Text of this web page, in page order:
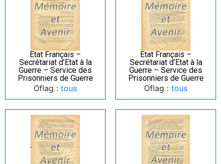
Etat Français –
Secrétariat d’Etat à la
Guerre – Service des
Prisonniers de Guerre
Oflag : tous
Etat Français –
Secrétariat d’Etat à la
Guerre – Service des
Prisonniers de Guerre
Oflag : tous